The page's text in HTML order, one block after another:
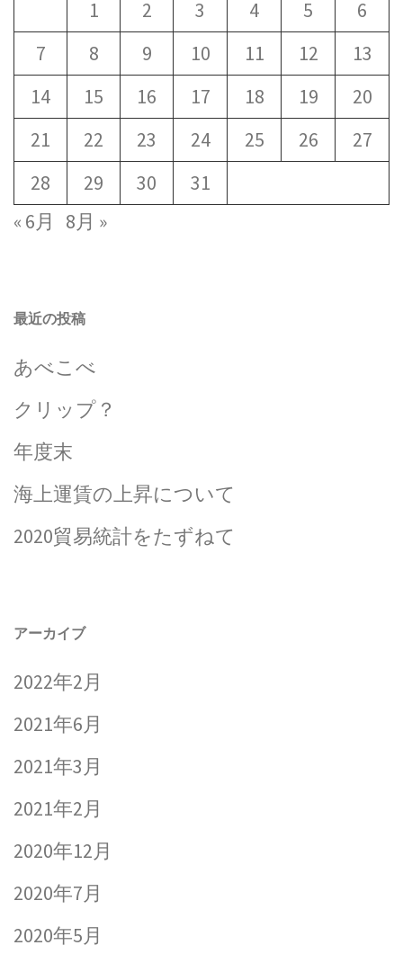
1 2 3 4 5
6
7
8 9 10 11 12
13
14
15 16 17 18 19
20
21
22 23 24 25 26
27
28
29 30
31
« 6月
8月 »
最近の投稿
あべこべ
クリップ？
年度末
海上運賃の上昇について
2020貿易統計をたずねて
アーカイブ
2022年2月
2021年6月
2021年3月
2021年2月
2020年12月
2020年7月
2020年5月